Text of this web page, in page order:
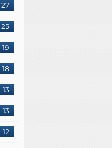
27
25
19
18
13
13
12